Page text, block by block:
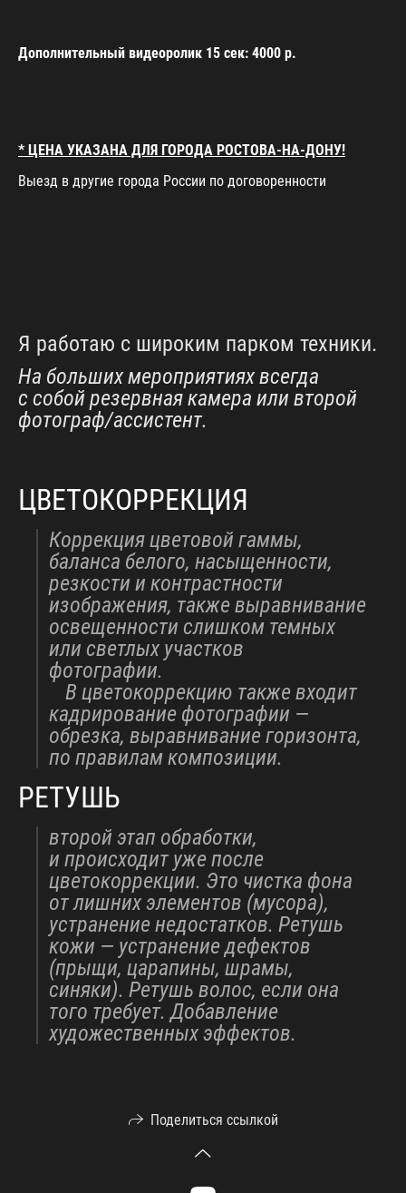
Дополнительный видеоролик 15 сек: 4000 р.
* ЦЕНА УКАЗАНА ДЛЯ ГОРОДА РОСТОВА-НА-ДОНУ!
Выезд в другие города России по договоренности
Я работаю с широким парком техники.
На больших мероприятиях всегда
с собой резервная камера или второй
фотограф/ассистент.
ЦВЕТОКОРРЕКЦИЯ
Коррекция цветовой гаммы,
баланса белого, насыщенности,
резкости и контрастности
изображения, также выравнивание
освещенности слишком темных
или светлых участков
фотографии.⠀
⠀В цветокоррекцию также входит
кадрирование фотографии —
обрезка, выравнивание горизонта,
по правилам композиции.
РЕТУШЬ
второй этап обработки,
и происходит уже после
цветокоррекции. Это чистка фона
от лишних элементов (мусора),
устранение недостатков. Ретушь
кожи — устранение дефектов
(прыщи, царапины, шрамы,
синяки). Ретушь волос, если она
того требует. Добавление
художественных эффектов. ⠀
Поделиться ссылкой